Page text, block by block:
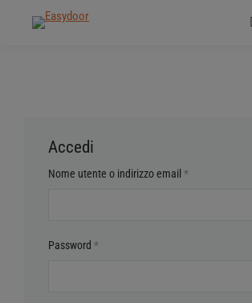
Accedi
Nome utente o indirizzo email *
Password *